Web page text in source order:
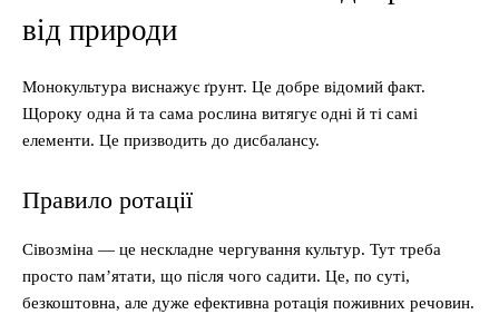
від природи
Монокультура виснажує ґрунт. Це добре відомий факт.
Щороку одна й та сама рослина витягує одні й ті самі
елементи. Це призводить до дисбалансу.
Правило ротації
Сівозміна — це нескладне чергування культур. Тут треба
просто пам’ятати, що після чого садити. Це, по суті,
безкоштовна, але дуже ефективна ротація поживних речовин.